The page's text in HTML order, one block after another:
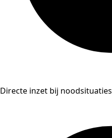
Directe inzet bij noodsituaties